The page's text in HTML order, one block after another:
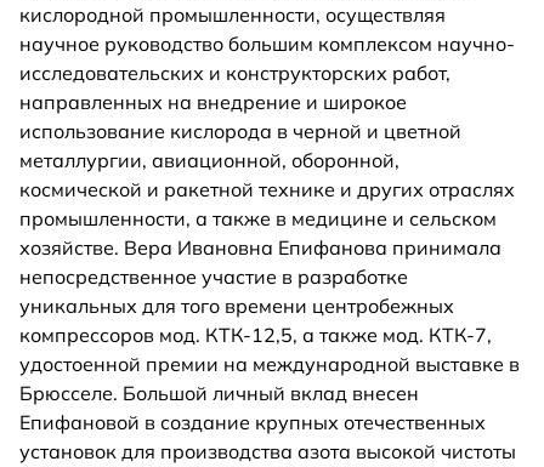
кислородной промышленности, осуществляя
научное руководство большим комплексом научно-
исследовательских и конструкторских работ,
направленных на внедрение и широкое
использование кислорода в черной и цветной
металлургии, авиационной, оборонной,
космической и ракетной технике и других отраслях
промышленности, а также в медицине и сельском
хозяйстве. Вера Ивановна Епифанова принимала
непосредственное участие в разработке
уникальных для того времени центробежных
компрессоров мод. КТК-12,5, а также мод. КТК-7,
удостоенной премии на международной выставке в
Брюсселе. Большой личный вклад внесен
Епифановой в создание крупных отечественных
установок для производства азота высокой чистоты